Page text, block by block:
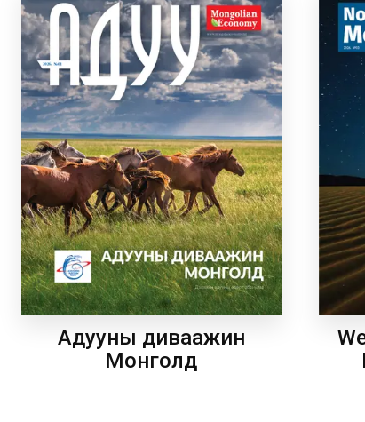
Адууны диваажин
Монголд